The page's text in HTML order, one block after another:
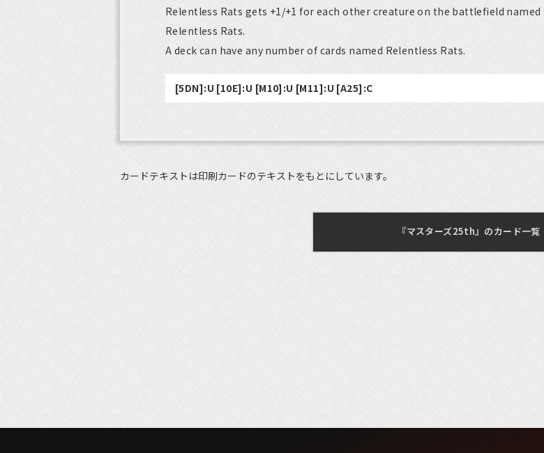
Relentless Rats gets +1/+1 for each other creature on the battlefield named
Relentless Rats.
A deck can have any number of cards named Relentless Rats.
[5DN]:U [10E]:U [M10]:U [M11]:U [A25]:C
カードテキストは印刷カードのテキストをもとにしています。
『マスターズ25th』のカード一覧